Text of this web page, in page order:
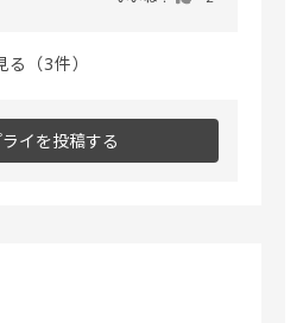
（3件）
ライを投稿する